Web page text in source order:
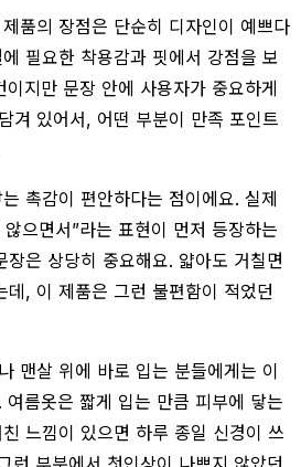
품의 장점은 단순히 디자인이 예쁘다
필요한 착용감과 핏에서 강점을 보
지만 문장 안에 사용자가 중요하게
겨 있어서, 어떤 부분이 만족 포인트
촉감이 편안하다는 점이에요. 실제
으면서”라는 표현이 먼저 등장하는
은 상당히 중요해요. 얇아도 거칠면
데, 이 제품은 그런 불편함이 적었던
맨살 위에 바로 입는 분들에게는 이
름옷은 짧게 입는 만큼 피부에 닿는
느낌이 있으면 하루 종일 신경이 쓰